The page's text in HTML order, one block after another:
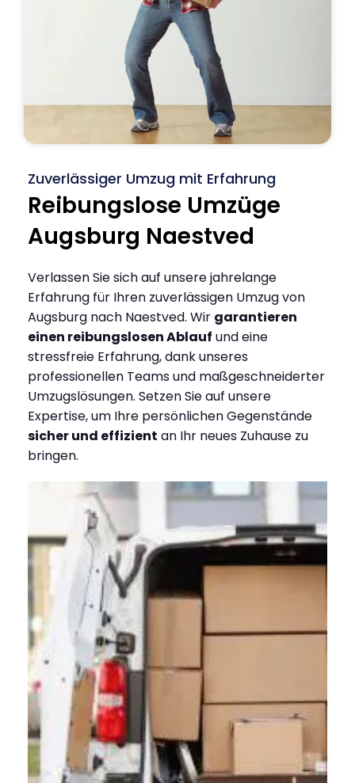
Zuverlässiger Umzug mit Erfahrung
Reibungslose Umzüge
Augsburg Naestved
Verlassen Sie sich auf unsere jahrelange
Erfahrung für Ihren zuverlässigen Umzug von
Augsburg nach Naestved. Wir garantieren
einen reibungslosen Ablauf und eine
stressfreie Erfahrung, dank unseres
professionellen Teams und maßgeschneiderter
Umzugslösungen. Setzen Sie auf unsere
Expertise, um Ihre persönlichen Gegenstände
sicher und effizient an Ihr neues Zuhause zu
bringen.